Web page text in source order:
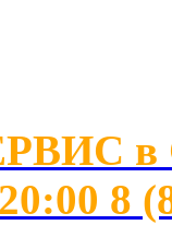
в
20:00 8